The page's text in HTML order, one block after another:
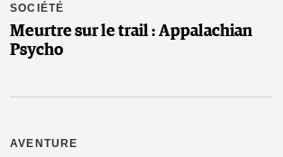
SOCIÉTÉ
Meurtre sur le trail : Appalachian
Psycho
AVENTURE